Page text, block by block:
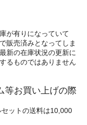
が有りになっていて
販売済みとなってしま
新の在庫状況の更新に
るものではありません
等お買い上げの際
ットの送料は10,000